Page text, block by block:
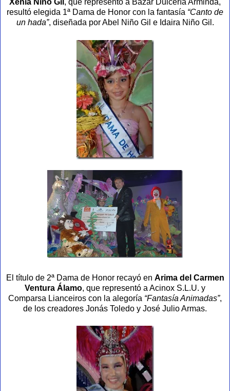
resultó elegida 1ª Dama de Honor con la fantasía “Canto de
un hada”, diseñada por Abel Niño Gil e Idaira Niño Gil.
El título de 2ª Dama de Honor recayó en Arima del Carmen
Ventura Álamo, que representó a Acinox S.L.U. y
Comparsa Lianceiros con la alegoría “Fantasía Animadas”,
de los creadores Jonás Toledo y José Julio Armas.